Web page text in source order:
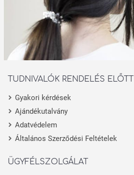
TUDNIVALÓK RENDELÉS ELŐTT
Gyakori kérdések
Ajándékutalvány
Adatvédelem
Általános Szerződési Feltételek
ÜGYFÉLSZOLGÁLAT